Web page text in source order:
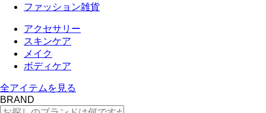
ファッション雑貨
アクセサリー
スキンケア
メイク
ボディケア
全アイテムを見る
BRAND